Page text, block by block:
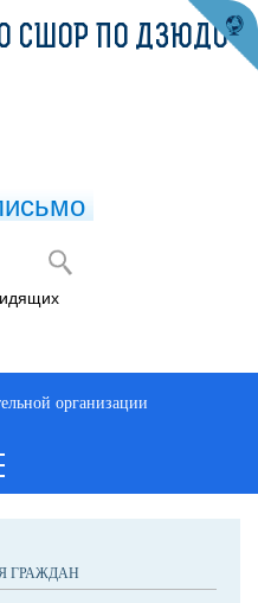
по
ГРАЖДАН
СШОР ПО ДЗЮДО
организации